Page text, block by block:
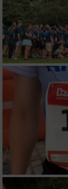
Notwendig
Performance
Funktional